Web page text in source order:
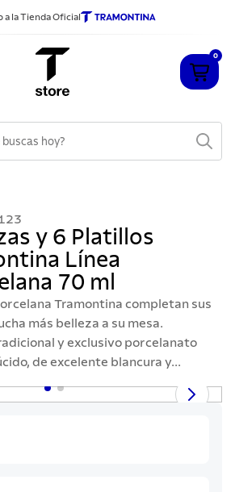
a la Tienda Oficial
0
y 6 Platillos
Línea
70 ml
Tramontina completan sus
más belleza a su mesa.
y exclusivo porcelanato
de excelente blancura y...